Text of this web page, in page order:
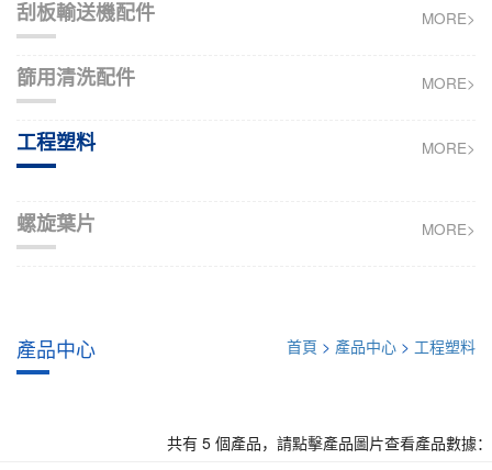
MORE>
刮板輸送機配件
MORE>
篩用清洗配件
MORE>
工程塑料
MORE>
螺旋葉片
首頁 > 產品中心 > 工程塑料
產品中心
共有 5 個產品，請點擊產品圖片查看產品數據：